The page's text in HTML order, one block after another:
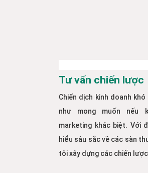
Tư vấn chiến lược
Chiến dịch kinh doanh
như mong muốn nếu
marketing khác biệt. Với
hiểu sâu sắc về các sàn
tôi xây dựng các chiến